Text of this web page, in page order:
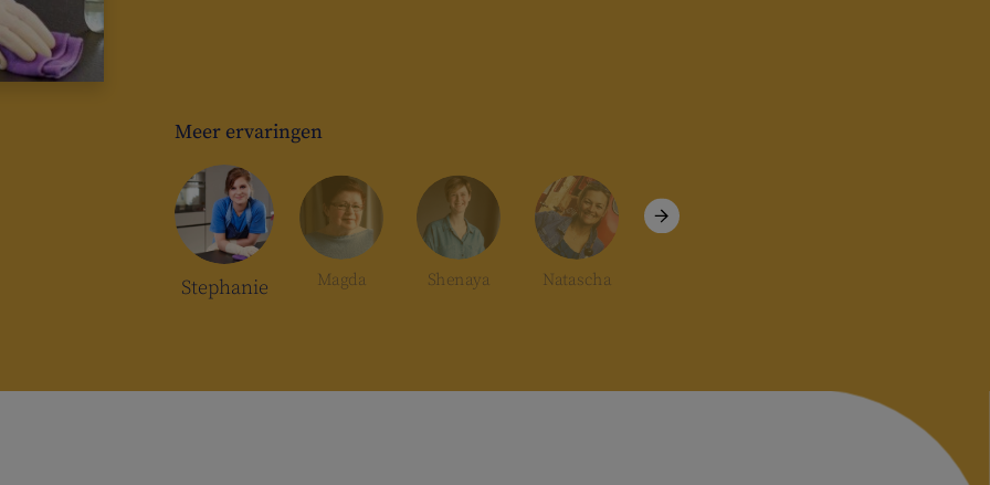
Meer ervaringen
Stephanie Magda Shenaya Natascha